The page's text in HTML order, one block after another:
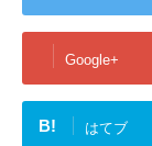
Google+
B! はてブ